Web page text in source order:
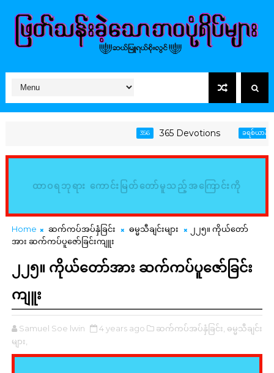
365 Devotions ခရစ်ယာန်အသက်
ထာဝရဘုရား ကောင်းမြတ်တော်မူသည့်အကြောင်းကို
မြည်းစမ်း၍ သိမှတ်ကြလော့ (ဆာလံ၊ ၃၄:၈)
Home ဆက်ကပ်အပ်နှံခြင်း ဓမ္မသီချင်းများ
၂၂၅။ ကိုယ်တော်
အား ဆက်ကပ်ပူဇော်ခြင်းကျူး
၂၂၅။ ကိုယ်တော်အား ဆက်ကပ်ပူဇော်ခြင်း
ကျူး
Samuel Soe lwin 4 years ago ဆက်ကပ်အပ်နှံခြင်း, ဓမ္မသီချင်း
များ,